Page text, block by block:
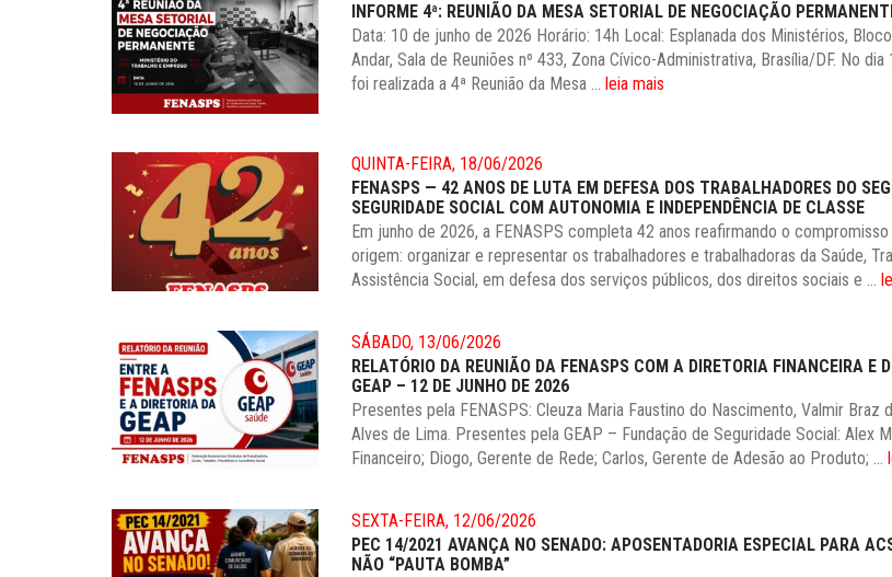
INFORME 4ª: REUNIÃO DA MESA SETORIAL DE NEGOCIAÇÃO
Data: 10 de junho de 2026 Horário: 14h Local: Esplanada dos Ministérios,
Andar, Sala de Reuniões nº 433, Zona Cívico-Administrativa, Brasília/DF. No
foi realizada a 4ª Reunião da Mesa ...leia mais
QUINTA-FEIRA, 18/06/2026
FENASPS — 42 ANOS DE LUTA EM DEFESA DOS TRABALHADORES DO
SEGURIDADE SOCIAL COM AUTONOMIA E INDEPENDÊNCIA DE CLASSE
Em junho de 2026, a FENASPS completa 42 anos reafirmando o
origem: organizar e representar os trabalhadores e trabalhadoras da Saúde,
Assistência Social, em defesa dos serviços públicos, dos direitos sociais e ...
SÁBADO, 13/06/2026
RELATÓRIO DA REUNIÃO DA FENASPS COM A DIRETORIA FINANCEIRA E
GEAP – 12 DE JUNHO DE 2026
Presentes pela FENASPS: Cleuza Maria Faustino do Nascimento, Valmir Braz
Alves de Lima. Presentes pela GEAP – Fundação de Seguridade Social: Alex
Financeiro; Diogo, Gerente de Rede; Carlos, Gerente de Adesão ao Produto; ...
SEXTA-FEIRA, 12/06/2026
PEC 14/2021 AVANÇA NO SENADO: APOSENTADORIA ESPECIAL PARA
NÃO “PAUTA BOMBA”